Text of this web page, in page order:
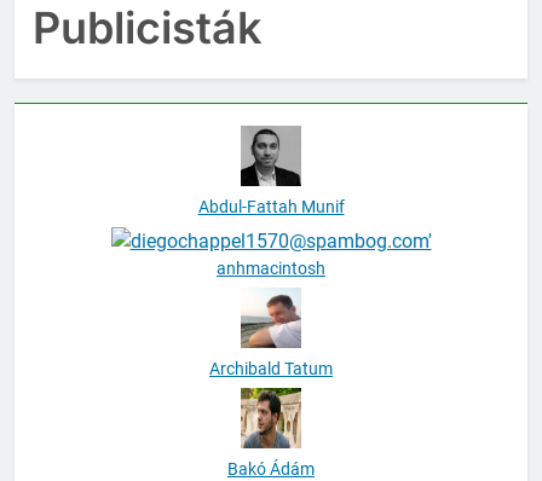
Publicisták
Abdul-Fattah Munif
anhmacintosh
Archibald Tatum
Bakó Ádám